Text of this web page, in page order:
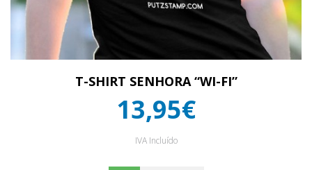
T-SHIRT SENHORA “WI-FI”
13,95€
IVA Incluído